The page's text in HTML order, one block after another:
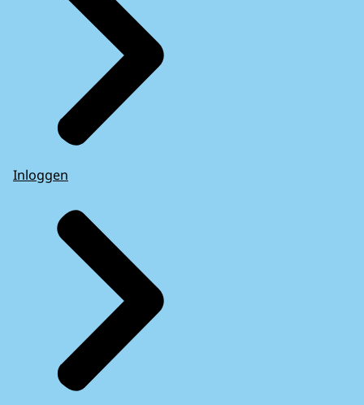
Inloggen